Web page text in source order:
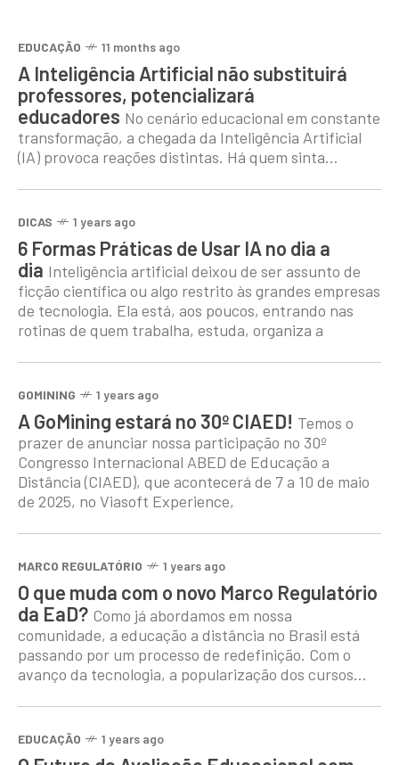
EDUCAÇÃO 11 months ago
A Inteligência Artificial não substituirá
professores, potencializará
educadores No cenário educacional em constante
transformação, a chegada da Inteligência Artificial
(IA) provoca reações distintas. Há quem sinta
existe a ideia de
DICAS 1 years ago
6 Formas Práticas de Usar IA no dia a
dia Inteligência artificial deixou de ser assunto de
ficção científica ou algo restrito às grandes empresas
de tecnologia. Ela está, aos poucos, entrando nas
rotinas de quem trabalha, estuda, organiza a
GOMINING 1 years ago
A GoMining estará no 30º CIAED! Temos o
prazer de anunciar nossa participação no 30º
Congresso Internacional ABED de Educação a
Distância (CIAED), que acontecerá de 7 a 10 de maio
de 2025, no Viasoft Experience,
MARCO REGULATÓRIO 1 years ago
O que muda com o novo Marco Regulatório
da EaD? Como já abordamos em nossa
comunidade, a educação a distância no Brasil está
passando por um processo de redefinição. Com o
avanço da tecnologia, a popularização dos cursos
EDUCAÇÃO 1 years ago